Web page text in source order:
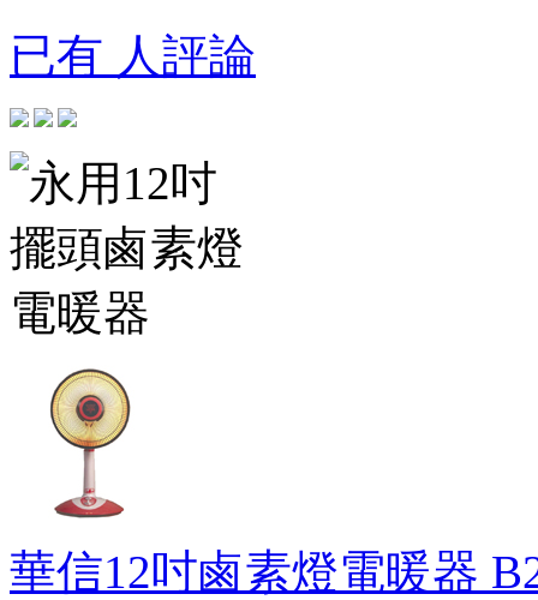
已有 人評論
華信12吋鹵素燈電暖器